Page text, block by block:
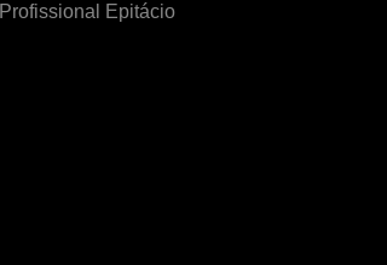
Profissional Epitácio